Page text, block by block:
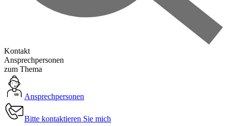
Kontakt
Ansprechpersonen
zum Thema
Ansprechpersonen
Bitte kontaktieren Sie mich